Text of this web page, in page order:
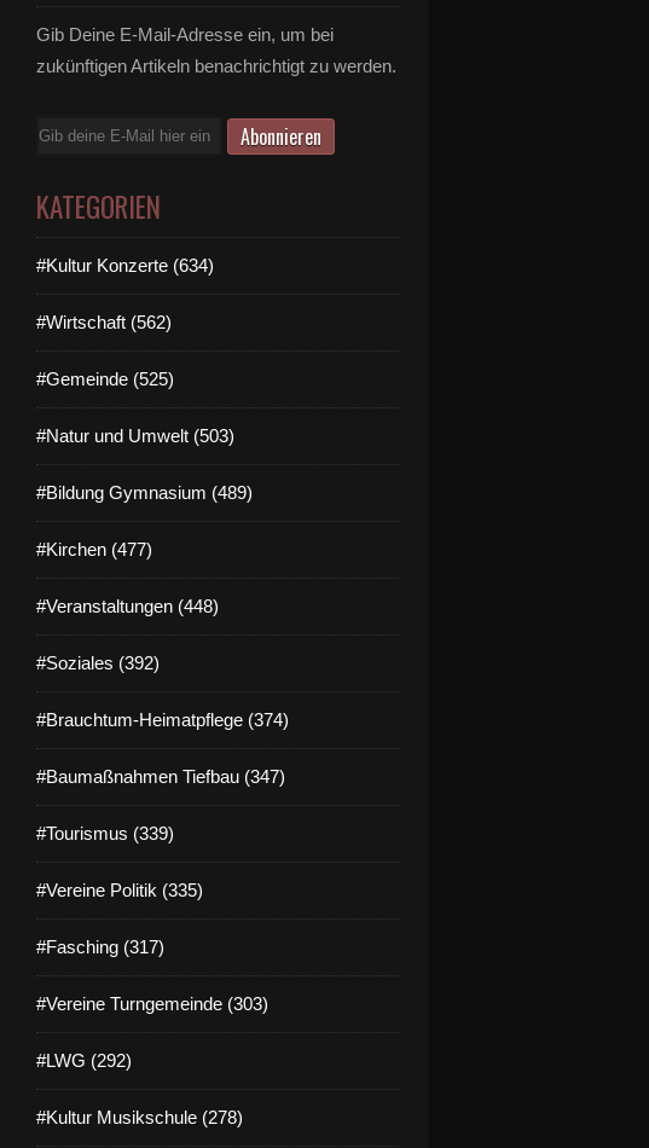
Gib Deine E-Mail-Adresse ein, um bei
zukünftigen Artikeln benachrichtigt zu werden.
E-
KATEGORIEN
#Kultur Konzerte (634)
#Wirtschaft (562)
#Gemeinde (525)
#Natur und Umwelt (503)
#Bildung Gymnasium (489)
#Kirchen (477)
#Veranstaltungen (448)
#Soziales (392)
#Brauchtum-Heimatpflege (374)
#Baumaßnahmen Tiefbau (347)
#Tourismus (339)
#Vereine Politik (335)
#Fasching (317)
#Vereine Turngemeinde (303)
#LWG (292)
#Kultur Musikschule (278)